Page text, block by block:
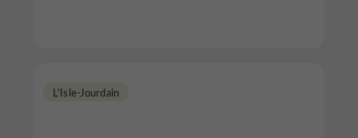
L'Isle-Jourdain